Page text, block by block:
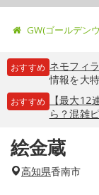
GW(ゴールデン
おすすめ ネモフィラ
情報を大
おすすめ
【最大
ら？混雑
絵金蔵
高知県香南市